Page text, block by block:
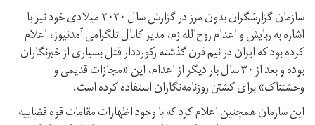
سازمان گزارشگران بدون مرز در گزارش سال ۲۰۲۰ میلادی خود نیز با
اشاره به ربایش و اعدام روح‌الله زم، مدیر کانال تلگرامی آمدنیوز، اعلام
کرده بود که ایران در نیم قرن گذشته رکورددار قتل بسیاری از خبرنگاران
بوده و بعد از ۳۰ سال بار دیگر از اعدام، این «مجازات قدیمی و
وحشتناک» برای کشتن روزنامه‌نگاران استفاده کرده است.
این سازمان همچنین اعلام کرد که با وجود اظهارات مقامات قوه قضاییه